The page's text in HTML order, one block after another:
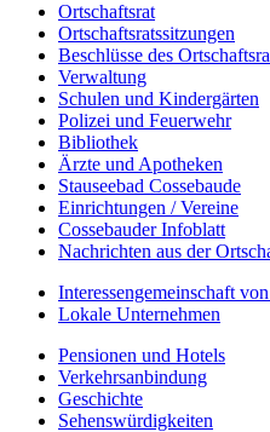
Ortschaftsrat
Ortschaftsratssitzungen
Beschlüsse des
Verwaltung
Schulen und Kindergärten
Polizei und Feuerwehr
Bibliothek
Ärzte und Apotheken
Stauseebad Cossebaude
Einrichtungen / Vereine
Cossebauder Infoblatt
Nachrichten aus der
Interessengemeinschaft
Lokale Unternehmen
Pensionen und Hotels
Verkehrsanbindung
Geschichte
Sehenswürdigkeiten